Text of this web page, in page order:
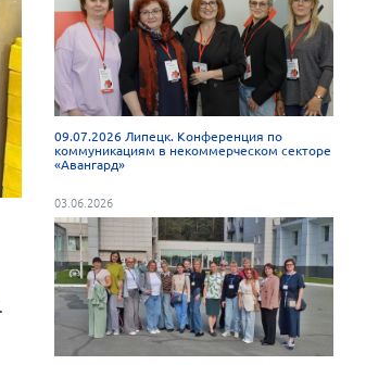
09.07.2026 Липецк. Конференция по
коммуникациям в некоммерческом секторе
«Авангард»
03.06.2026